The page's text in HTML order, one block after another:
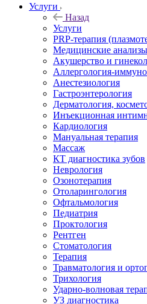
Услуги
Назад
Услуги
PRP-терапия
Медицинские анализы
Акушерство и
Аллергология-
Анестезиология
Гастроэнтерология
Дерматология,
Инъекционная
Кардиология
Мануальная терапия
Массаж
КТ диагностика зубов
Неврология
Озонотерапия
Отоларингология
Офтальмология
Педиатрия
Проктология
Рентген
Стоматология
Терапия
Травматология и
Трихология
Ударно-волновая
УЗ диагностика